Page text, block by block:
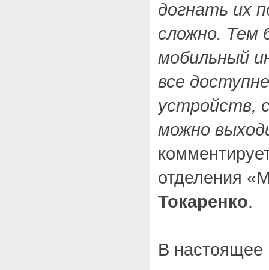
догнать их
сложно. Тем
мобильный
все
устройств,
можно
отделения
Токаренко.
В настоящее